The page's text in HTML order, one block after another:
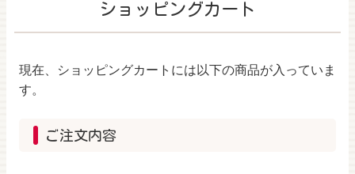
ショッピングカート
現在、ショッピングカートには以下の商品が入っていま
す。
ご注文内容